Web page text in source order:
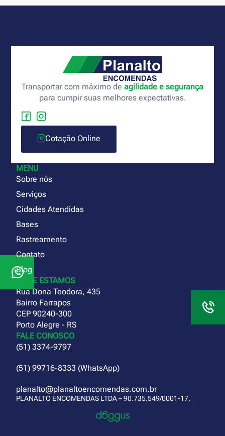
Transportar com máximo de agilidade e segurança
para cumpir suas melhores expectativas.
Cotação Online
MENU
Sobre nós
Serviços
Cidades Atendidas
Bases
Rastreamento
Contato
Blog
ONDE ESTAMOS
Rua Dona Teodora, 435
Bairro Farrapos
CEP 90240-300
Porto Alegre - RS
FALE CONOSCO
(51) 3374-9797
(51) 99716-8333 (WhatsApp)
planalto@planaltoencomendas.com.br
PLANALTO ENCOMENDAS LTDA – 90.735.549/0001-17.